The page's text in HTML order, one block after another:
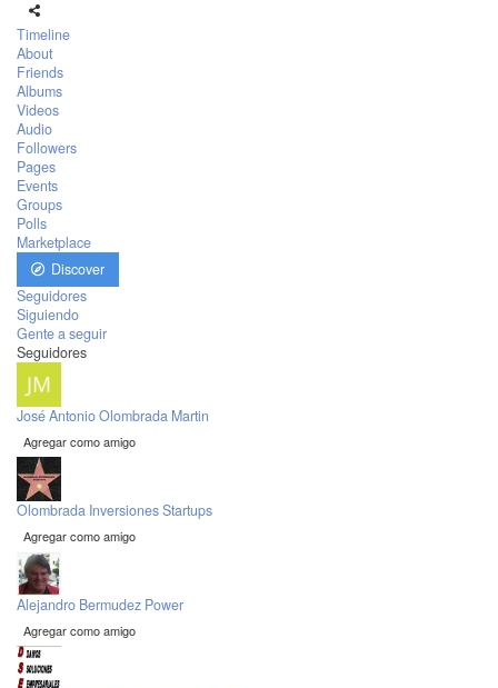
Timeline
About
Friends
Albums
Videos
Audio
Followers
Pages
Events
Groups
Polls
Marketplace
Discover
Seguidores
Siguiendo
Gente a seguir
Seguidores
José Antonio Olombrada Martin
Agregar como amigo
Olombrada Inversiones Startups
Agregar como amigo
Alejandro Bermudez Power
Agregar como amigo